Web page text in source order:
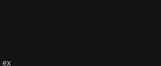
insu. Son père cessera de s'opposer à sa carrière
de Jayne, son père lui avoue la vérité. Jayne décide
son pardon. Jayne lui pardonne, et leur amour peut
ex